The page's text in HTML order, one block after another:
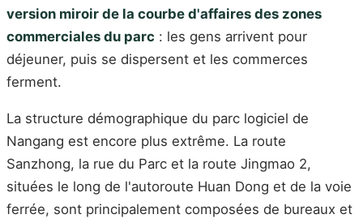
version miroir de la courbe d'affaires des zones
commerciales du parc : les gens arrivent pour
déjeuner, puis se dispersent et les commerces
ferment.
La structure démographique du parc logiciel de
Nangang est encore plus extrême. La route
Sanzhong, la rue du Parc et la route Jingmao 2,
situées le long de l'autoroute Huan Dong et de la voie
ferrée, sont principalement composées de bureaux et